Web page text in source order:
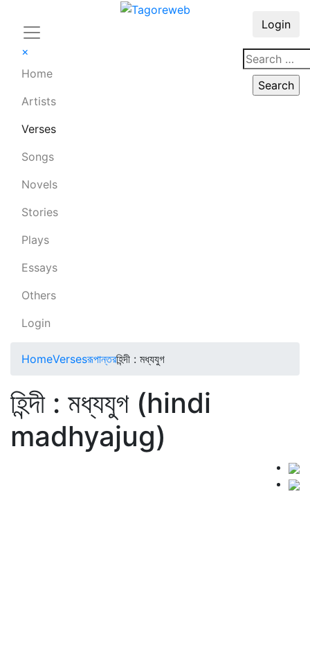
×
Home
Artists
Verses
Songs
Novels
Stories
Plays
Essays
Others
Login
Login
HomeVersesরূপান্তরহিন্দী : মধ্যযুগ
হিন্দী : মধ্যযুগ (hindi
madhyajug)